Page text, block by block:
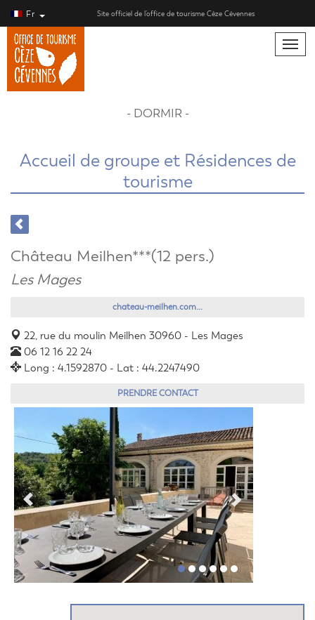
Fr Site officiel de l’office de tourisme Cèze Cévennes
Toggle
- DORMIR -
Accueil de groupe et Résidences de
tourisme
Château Meilhen***(12 pers.)
Les Mages
chateau-meilhen.com...
22, rue du moulin Meilhen 30960 - Les Mages
06 12 16 22 24
Long : 4.1592870 - Lat : 44.2247490
PRENDRE CONTACT